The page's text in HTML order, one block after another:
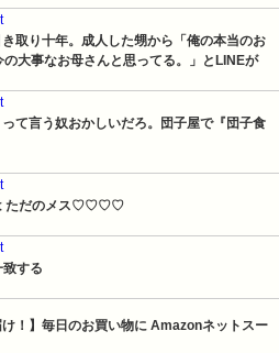
取り十年。成人した甥から「俺の本当のお
大事なお母さんと思ってる。」とLINEが
て言う奴おかしいだろ。団子屋で『団子食
は ただのメス♡♡♡♡
致する
！】毎日のお買い物に Amazonネットスー